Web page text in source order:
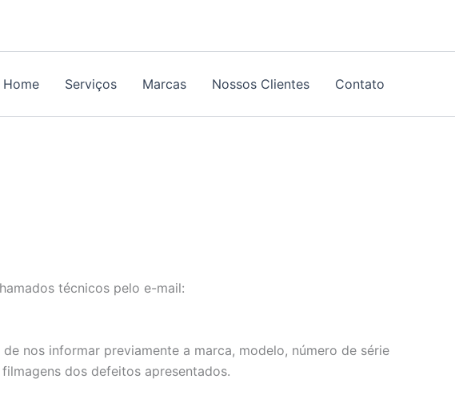
Home Serviços Marcas Nossos Clientes Contato
técnicos pelo e-mail:
nos informar previamente a marca, modelo, número de série
dos defeitos apresentados.